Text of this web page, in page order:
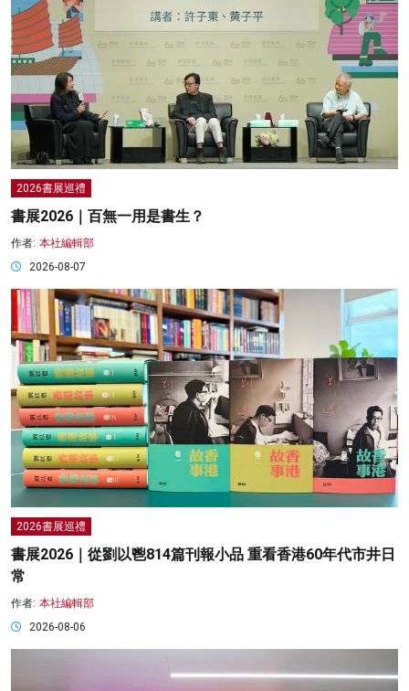
2026書展巡禮
書展2026｜百無一用是書生？
作者: 本社編輯部
2026-08-07
2026書展巡禮
書展2026｜從劉以鬯814篇刊報小品 重看香港60年代市井日
常
作者: 本社編輯部
2026-08-06